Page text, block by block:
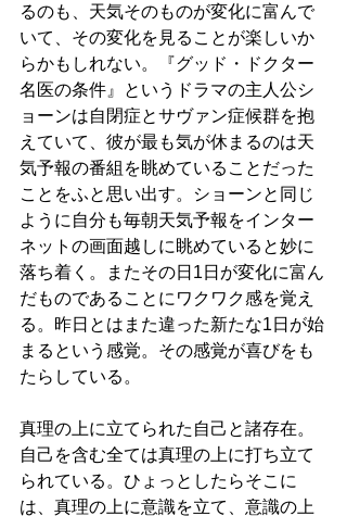
るのも、天気そのものが変化に富んで
いて、その変化を見ることが楽しいか
らかもしれない。『グッド・ドクター
名医の条件』というドラマの主人公シ
ョーンは自閉症とサヴァン症候群を抱
えていて、彼が最も気が休まるのは天
気予報の番組を眺めていることだった
ことをふと思い出す。ショーンと同じ
ように自分も毎朝天気予報をインター
ネットの画面越しに眺めていると妙に
落ち着く。またその日1日が変化に富ん
だものであることにワクワク感を覚え
る。昨日とはまた違った新たな1日が始
まるという感覚。その感覚が喜びをも
たらしている。
真理の上に立てられた自己と諸存在。
自己を含む全ては真理の上に打ち立て
られている。ひょっとしたらそこに
は、真理の上に意識を立て、意識の上